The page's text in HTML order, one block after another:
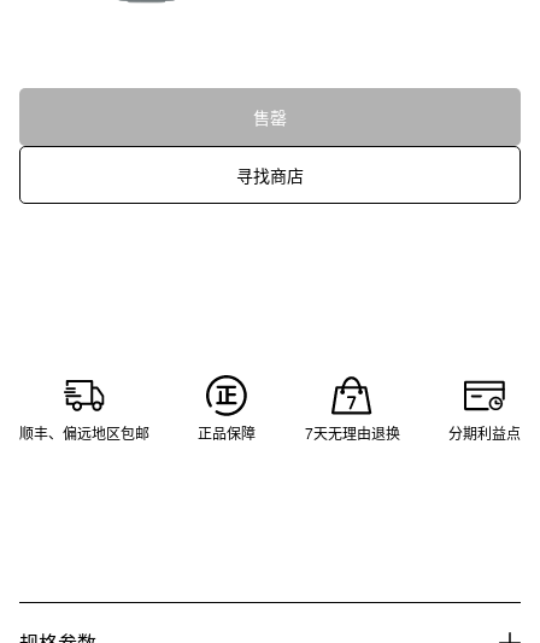
售罄
寻找商店
顺丰、偏远地区包邮 正品保障 7天无理由退换 分期利益点